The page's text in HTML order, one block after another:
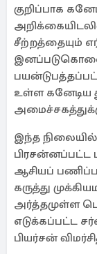
குறிப்பாக
சீற்றத்தையும்
உள்ள கனேடிய
இந்த நிலையில்
ஆசியப்
கருத்து
அர்த்தமுள்ள
எடுக்கப்பட்ட
பியர்சன்